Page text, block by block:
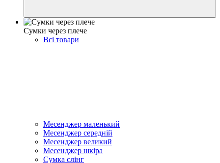
Сумки через плече
Всі товари
Месенджер маленький
Месенджер середній
Месенджер великий
Месенджер шкіра
Сумка слінг